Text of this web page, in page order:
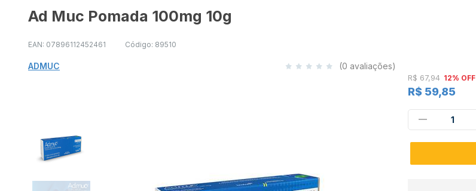
Ad Muc Pomada 100mg 10g
EAN: 07896112452461 Código: 89510
ADMUC (0 avaliações)
R$ 67,94 12% OFF
R$ 59,85
1